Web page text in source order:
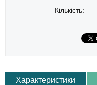
Кількість:
Характеристики